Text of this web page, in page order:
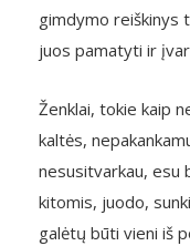
gimdymo reiškinys
juos pamatyti ir
Ženklai, tokie kaip
kaltės,
nesusitvarkau, esu
kitomis, juodo,
galėtų būti vieni iš